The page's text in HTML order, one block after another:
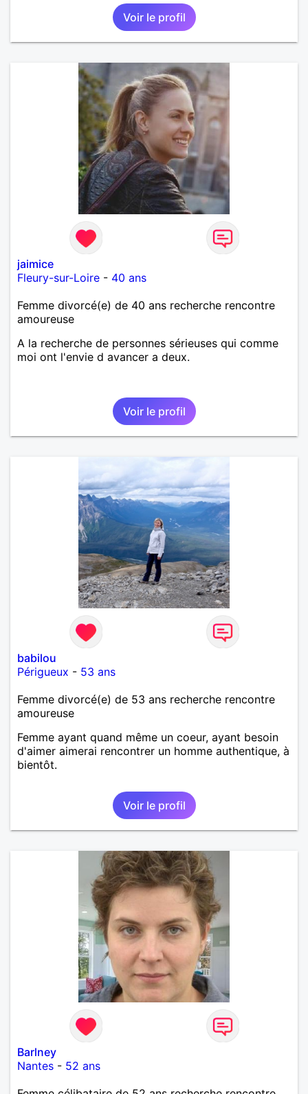
Voir le profil
jaimice
Fleury-sur-Loire - 40 ans
Femme divorcé(e) de 40 ans recherche rencontre
amoureuse
A la recherche de personnes sérieuses qui comme
moi ont l'envie d avancer a deux.
Voir le profil
babilou
Périgueux - 53 ans
Femme divorcé(e) de 53 ans recherche rencontre
amoureuse
Femme ayant quand même un coeur, ayant besoin
d'aimer aimerai rencontrer un homme authentique, à
bientôt.
Voir le profil
Barlney
Nantes - 52 ans